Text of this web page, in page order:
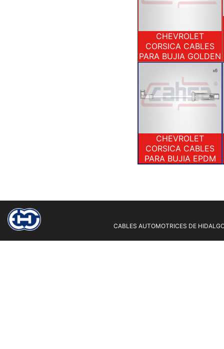
CHEVROLET
CORSICA CABLES
PARA BUJIA GOLDEN
CHEVROLET
CORSICA CABLES
PARA BUJIA EPDM
CABLES AUTOMOTRICES DE